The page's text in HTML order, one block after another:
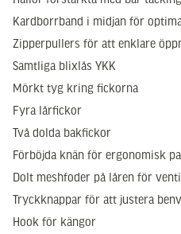
Kardborrband i midjan för
Zipperpullers för att enklare
Samtliga blixlås YKK
Mörkt tyg kring fickorna
Fyra lårfickor
Två dolda bakfickor
Förböjda knän för ergonomisk
Dolt meshfoder på låren för
Tryckknappar för att justera
Hook för kängor